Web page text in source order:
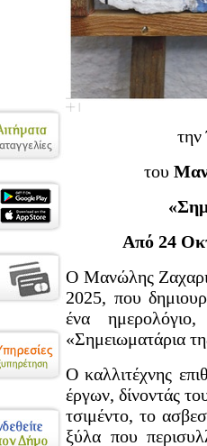
του
Από 24
O Μανώλης
2025, που
ένα
«Σημειωματάρια
Ο καλλιτέχνης
έργων, δίνοντάς
τσιμέντο, το
ξύλα που